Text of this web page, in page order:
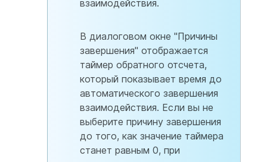
взаимодействия.
В диалоговом окне "Причины
завершения" отображается
таймер обратного отсчета,
который показывает время до
автоматического завершения
взаимодействия. Если вы не
выберите причину завершения
до того, как значение таймера
станет равным 0, при